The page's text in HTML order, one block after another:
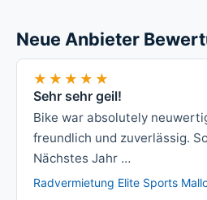
Neue Anbieter
★★★★★
★★★★★
Sehr sehr geil!
Bike war absolutely
freundlich und zuverlässig.
Nächstes Jahr …
Radvermietung Elite Sports